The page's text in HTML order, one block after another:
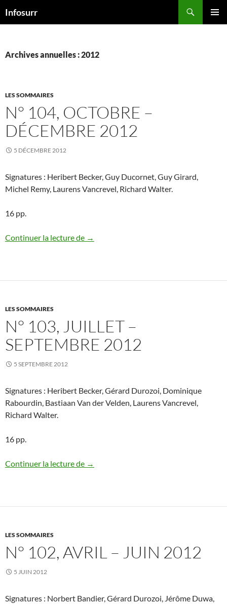
auInfosurr
Archives annuelles : 2012
LES SOMMAIRES
N° 104, OCTOBRE –
DÉCEMBRE 2012
5 DÉCEMBRE 2012
Signatures : Heribert Becker, Guy Ducornet, Guy Girard,
Michel Remy, Laurens Vancrevel, Richard Walter.
16 pp.
Continuer la lecture de N° 104, octobre – décembre 2012
→
LES SOMMAIRES
N° 103, JUILLET –
SEPTEMBRE 2012
5 SEPTEMBRE 2012
Signatures : Heribert Becker, Gérard Durozoi, Dominique
Rabourdin, Bastiaan Van der Velden, Laurens Vancrevel,
Richard Walter.
16 pp.
Continuer la lecture de N° 103, juillet – septembre 2012
→
LES SOMMAIRES
N° 102, AVRIL – JUIN 2012
5 JUIN 2012
Signatures : Norbert Bandier, Gérard Durozoi, Jérôme Duwa,